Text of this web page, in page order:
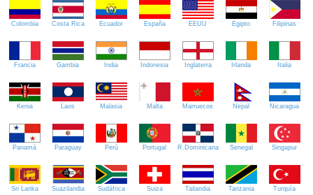
Colombia Costa Rica Ecuador España EEUU Egipto Filipinas
Francia Gambia India Indonesia Inglaterra Irlanda Italia
Kenia Laos Malasia Malta Marruecos Nepal Nicaragua
Panamá Paraguay Perú Portugal R.Dominicana Senegal Singapur
Sri Lanka Suazilandia Sudáfrica Suiza Tailandia Tanzania Turquía